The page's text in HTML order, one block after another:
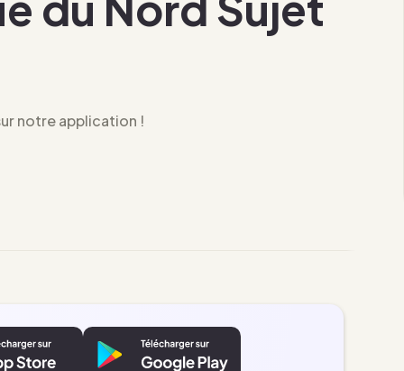
notre application !